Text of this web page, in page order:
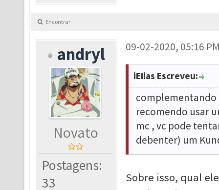
Encontrar
andryl
Novato
Postagens:
33
09-02-2020, 05:16
iEIias Escreveu:
complementando
recomendo usar
mc , vc pode
debenter) um
Sobre isso, qual